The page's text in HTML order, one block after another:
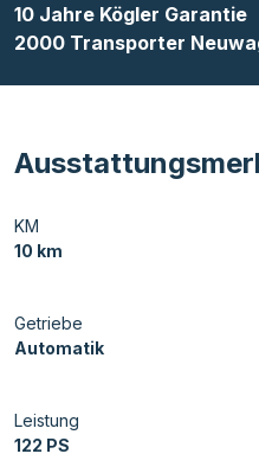
10 Jahre Kögler Garantie
2000 Transporter
KM
10 km
Getriebe
Automatik
Leistung
122 PS